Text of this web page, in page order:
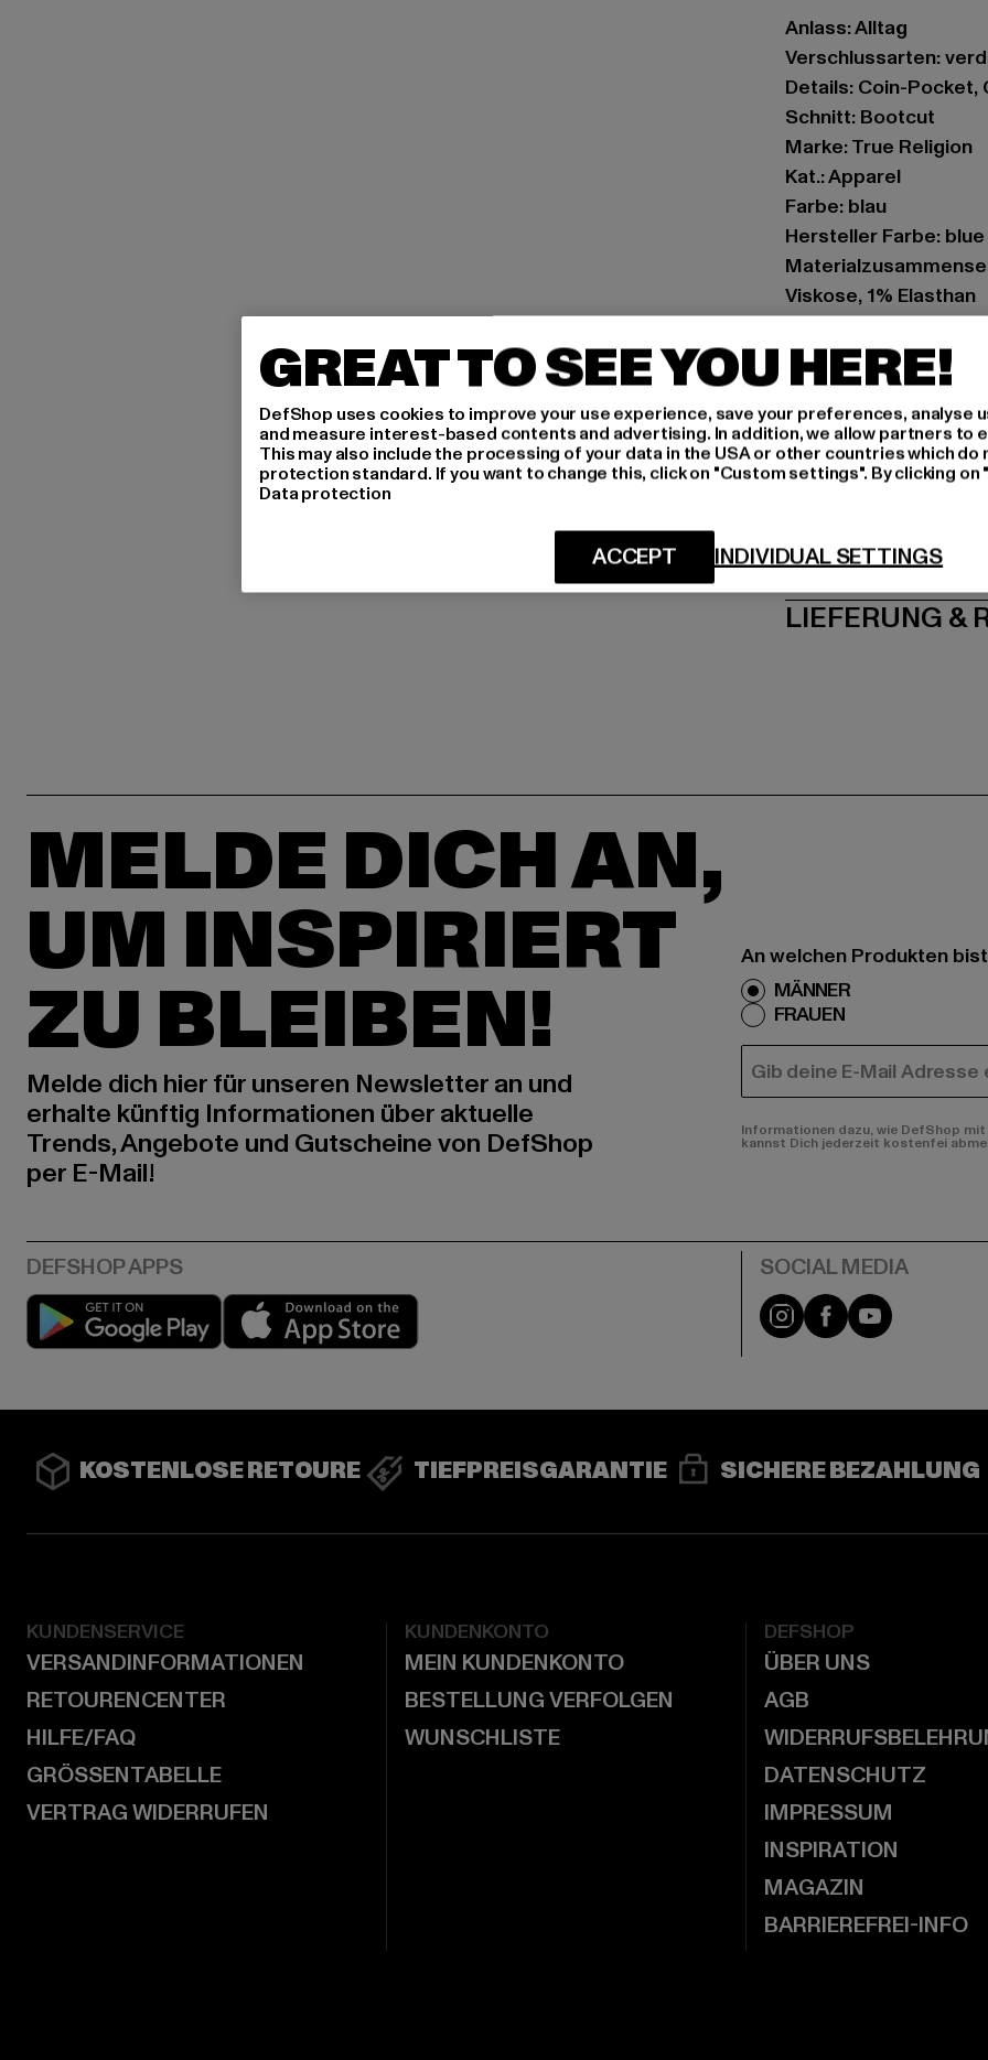
Anlass: Alltag
Verschlussarten:
Details: Coin-Pocket,
Schnitt: Bootcut
Marke: True Religion
Kat.: Apparel
Farbe: blau
Hersteller Farbe: blue
Viskose, 1% Elasthan
Art.Nr: TR209274-
Hersteller: True
Großenbaumer Weg
LIEFERUNG &
MELDE DICH AN,
UM INSPIRIERT
ZU BLEIBEN!
Melde dich hier für unseren Newsletter an und
erhalte künftig Informationen über aktuelle
Trends, Angebote und Gutscheine von DefShop
per E-Mail!
An welchen Produkten
MÄNNER
FRAUEN
E-MAIL
Informationen dazu, wie DefShop
kannst Dich jederzeit kostenfei
Play market Instagram
FacebookYouTube
KOSTENLOSE RETOURE TIEFPREISGARANTIE SICHERE BEZAHLUNG
KUNDENSERVICE
VERSANDINFORMATIONEN
RETOURENCENTER
HILFE/FAQ
GRÖSSENTABELLE
VERTRAG WIDERRUFEN
KUNDENKONTO
MEIN KUNDENKONTO
BESTELLUNG VERFOLGEN
WUNSCHLISTE
DEFSHOP
ÜBER UNS
AGB
DATENSCHUTZ
IMPRESSUM
INSPIRATION
MAGAZIN
BARRIEREFREI-INFO
GREAT TO SEE YOU HERE!
DefShop uses cookies to improve your use experience, save your preferences, analyse
and measure interest-based contents and advertising. In addition, we allow partners to
This may also include the processing of your data in the USA or other countries which do
protection standard. If you want to change this, click on "Custom settings". By clicking
Data protection
INDIVIDUAL SETTINGS
ACCEPT